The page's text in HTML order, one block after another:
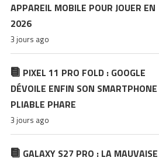
APPAREIL MOBILE POUR JOUER EN
2026
3 jours ago
PIXEL 11 PRO FOLD : GOOGLE
DÉVOILE ENFIN SON SMARTPHONE
PLIABLE PHARE
3 jours ago
GALAXY S27 PRO : LA MAUVAISE